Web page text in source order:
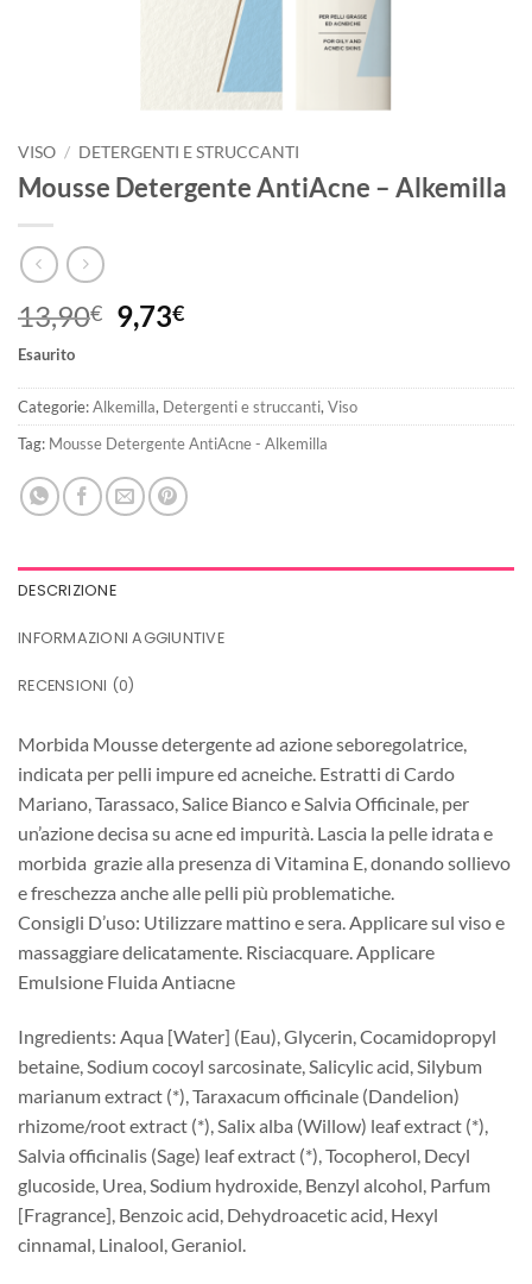
VISO / DETERGENTI E STRUCCANTI
Mousse Detergente AntiAcne – Alkemilla
13,90€ Il
prezzo
era:
13,90€.
9,73€Il
è:
9,73€.
Esaurito
Categorie:Alkemilla, Detergenti e struccanti, Viso
Tag: Mousse Detergente AntiAcne - Alkemilla
DESCRIZIONE
INFORMAZIONI AGGIUNTIVE
RECENSIONI (0)
Morbida Mousse detergente ad azione seboregolatrice,
indicata per pelli impure ed acneiche. Estratti di Cardo
Mariano, Tarassaco, Salice Bianco e Salvia Officinale, per
un’azione decisa su acne ed impurità. Lascia la pelle idrata e
morbida grazie alla presenza di Vitamina E, donando sollievo
e freschezza anche alle pelli più problematiche.
Consigli D’uso: Utilizzare mattino e sera. Applicare sul viso e
massaggiare delicatamente. Risciacquare. Applicare
Emulsione Fluida Antiacne
Ingredients: Aqua [Water] (Eau), Glycerin, Cocamidopropyl
betaine, Sodium cocoyl sarcosinate, Salicylic acid, Silybum
marianum extract (*), Taraxacum officinale (Dandelion)
rhizome/root extract (*), Salix alba (Willow) leaf extract (*),
Salvia officinalis (Sage) leaf extract (*), Tocopherol, Decyl
glucoside, Urea, Sodium hydroxide, Benzyl alcohol, Parfum
[Fragrance], Benzoic acid, Dehydroacetic acid, Hexyl
cinnamal, Linalool, Geraniol.